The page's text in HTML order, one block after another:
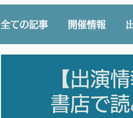
全ての記事 開催情報
【出演
書店で